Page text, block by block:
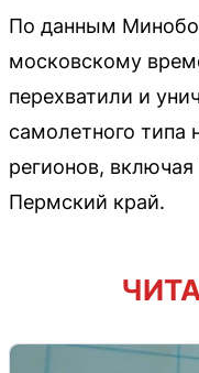
По данным
московскому
перехватили и
самолетного типа
регионов,
Пермский край.